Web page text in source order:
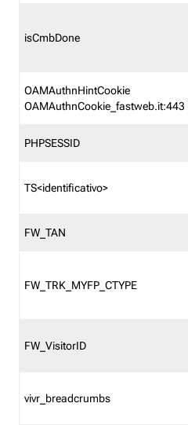
isCmbDone
OAMAuthnHintCookie
OAMAuthnCookie_fastweb.it:443
PHPSESSID
TS<identificativo>
FW_TAN
FW_TRK_MYFP_CTYPE
FW_VisitorID
vivr_breadcrumbs